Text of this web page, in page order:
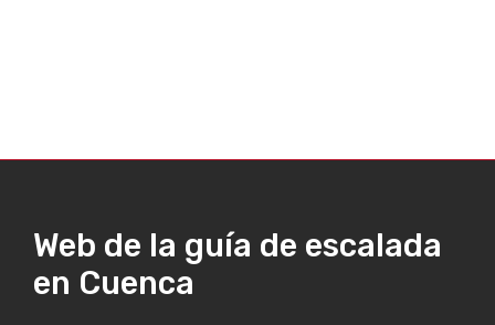
Web de la guía de escalada
en Cuenca